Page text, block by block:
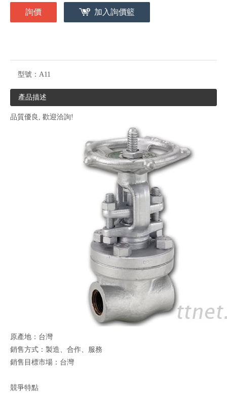
詢價 加入詢價籃
型號： A11
產品描述
品質優良, 歡迎洽詢!
原產地：台灣
銷售方式：製造、合作、服務
銷售目標市場：台灣
競爭特點